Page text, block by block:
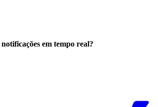
notificações em tempo real?